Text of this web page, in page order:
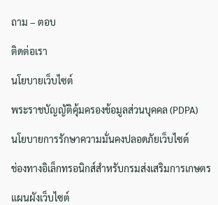
Search
ถาม – ตอบ
ติดต่อเรา
นโยบายเว็บไซต์
พระราชบัญญัติคุ้มครองข้อมูลส่วนบุคคล (PDPA)
นโยบายการรักษาความมั่นคงปลอดภัยเว็บไซต์
ช่องทางอิเล็กทรอนิกส์สำหรับกรมส่งเสริมการเกษตร
แผนผังเว็บไซต์